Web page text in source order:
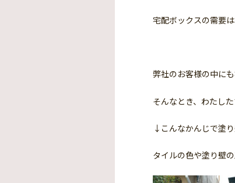
宅配ボックスの需要
弊社のお客様の中に
そんなとき、わたし
↓こんなかんじで塗
タイルの色や塗り壁